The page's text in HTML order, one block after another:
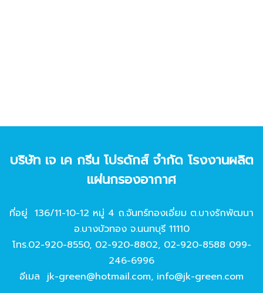
บริษัท เจ เค กรีน โปรดักส์ จํากัด โรงงานผลิต
แผ่นกรองอากาศ
ที่อยู่ 136/11-10-12 หมู่ 4 ถ.จันทร์ทองเอี่ยม ต.บางรักพัฒนา
อ.บางบัวทอง จ.นนทบุรี 11110
โทร.02-920-8550, 02-920-8802, 02-920-8588 099-
246-6996
อีเมล jk-green@hotmail.com, info@jk-green.com